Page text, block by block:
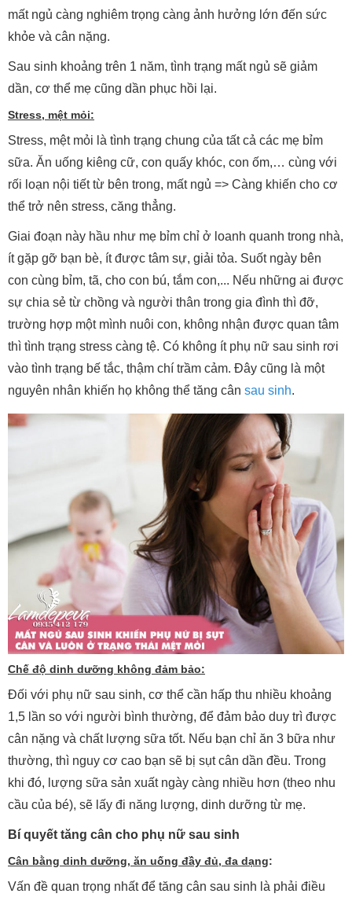
mất ngủ càng nghiêm trọng càng ảnh hưởng lớn đến sức
khỏe và cân nặng.
Sau sinh khoảng trên 1 năm, tình trạng mất ngủ sẽ giảm
dần, cơ thể mẹ cũng dần phục hồi lại.
Stress, mệt mỏi:
Stress, mệt mỏi là tình trạng chung của tất cả các mẹ bỉm
sữa. Ăn uống kiêng cữ, con quấy khóc, con ốm,… cùng với
rối loạn nội tiết từ bên trong, mất ngủ => Càng khiến cho cơ
thể trở nên stress, căng thẳng.
Giai đoạn này hầu như mẹ bỉm chỉ ở loanh quanh trong nhà,
ít gặp gỡ bạn bè, ít được tâm sự, giải tỏa. Suốt ngày bên
con cùng bỉm, tã, cho con bú, tắm con,... Nếu những ai được
sự chia sẻ từ chồng và người thân trong gia đình thì đỡ,
trường hợp một mình nuôi con, không nhận được quan tâm
thì tình trạng stress càng tệ. Có không ít phụ nữ sau sinh rơi
vào tình trạng bế tắc, thậm chí trầm cảm. Đây cũng là một
nguyên nhân khiến họ không thể tăng cân sau sinh.
Chế độ dinh dưỡng không đảm bảo:
Đối với phụ nữ sau sinh, cơ thể cần hấp thu nhiều khoảng
1,5 lần so với người bình thường, để đảm bảo duy trì được
cân nặng và chất lượng sữa tốt. Nếu bạn chỉ ăn 3 bữa như
thường, thì nguy cơ cao bạn sẽ bị sụt cân dần đều. Trong
khi đó, lượng sữa sản xuất ngày càng nhiều hơn (theo nhu
cầu của bé), sẽ lấy đi năng lượng, dinh dưỡng từ mẹ.
Bí quyết tăng cân cho phụ nữ sau sinh
Cân bằng dinh dưỡng, ăn uống đầy đủ, đa dạng:
Vấn đề quan trọng nhất để tăng cân sau sinh là phải điều